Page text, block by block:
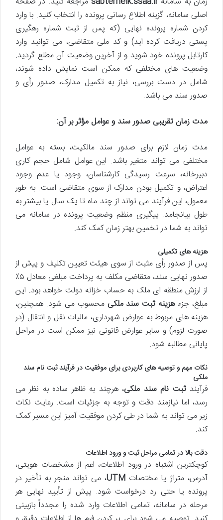
اصلی سامانه، گزینه اطلاع رسانی پرونده را انتخاب کنید. با وارد
کردن شماره پرونده نهایی (که پس از ثبت شماره رهگیری
پستی دریافت کرده اید) و کد ملی متقاضی، می توانید وارد
کارتابل پرونده خود شوید و از آخرین وضعیت آن مطلع گردید.
وضعیت های مختلفی که ممکن است نمایش داده شوند،
شامل در دست بررسی، نیاز به تکمیل مدارک، صدور رأی و
صدور سند می باشد.
مدت زمان تقریبی صدور سند و عوامل مؤثر بر آن:
مدت زمان لازم برای صدور سند مالکیت، بسته به عوامل
مختلفی می تواند متغیر باشد. این عوامل شامل حجم کاری
دبیرخانه، سرعت رسیدگی کارشناسان، وجود یا عدم وجود
اعتراض، و تکمیل بودن مدارک از سوی متقاضی است. به طور
معمول، این فرآیند می تواند از چند ماه تا یک سال یا بیشتر به
طول بیانجامد. پیگیری منظم وضعیت پرونده در سامانه می
تواند به شما در تخمین بهتر زمان کمک کند.
هزینه های تکمیلی
پس از صدور رأی مثبت از سوی هیئت تعیین تکلیف و پیش از
صدور نهایی سند، متقاضی مکلف به پرداخت مبلغی معادل ۵٪
از ارزش منطقه ای ملک به حساب خزانه دولت خواهد بود. این
مبلغ، جزءهزینه ثبت سند ملکی محسوب می شود. همچنین،
هزینه های مربوط به عوارض شهرداری، مالیات نقل و انتقال (در
صورت لزوم) و سایر عوارض قانونی نیز ممکن است در مراحل
پایانی مطالبه شود.
نکات مهم و توصیه های کاربردی برای موفقیت در فرآیندثبت نام سند
ملکی
فرآیندثبت نام سند ملکی، هرچند به ظاهر ساده به نظر می
رسد، اما نیازمند دقت و توجه به جزئیات است. رعایت نکات
زیر می تواند به شما در طی کردن موفقیت آمیز این مسیر کمک
کند.
دقت بالا در تمامی مراحل ثبت و ورود اطلاعات
کوچکترین اشتباه در ورود اطلاعات، اعم از مشخصات هویتی،
آدرس، متراژ یا مختصات UTM، می تواند منجر به تأخیر در
پرونده یا حتی رد درخواست شود. پیش از تأیید نهایی هر
مرحله در سامانه، تمامی اطلاعات وارد شده را مجدداً بازبینی